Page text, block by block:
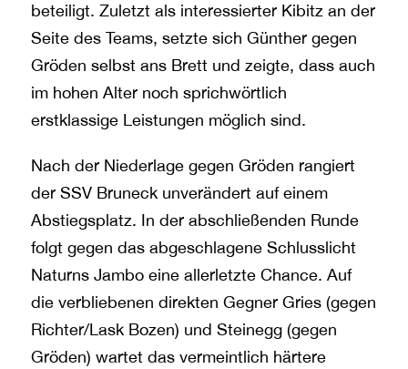
beteiligt. Zuletzt als interessierter Kibitz an der
Seite des Teams, setzte sich Günther gegen
Gröden selbst ans Brett und zeigte, dass auch
im hohen Alter noch sprichwörtlich
erstklassige Leistungen möglich sind.
Nach der Niederlage gegen Gröden rangiert
der SSV Bruneck unverändert auf einem
Abstiegsplatz. In der abschließenden Runde
folgt gegen das abgeschlagene Schlusslicht
Naturns Jambo eine allerletzte Chance. Auf
die verbliebenen direkten Gegner Gries (gegen
Richter/Lask Bozen) und Steinegg (gegen
Gröden) wartet das vermeintlich härtere